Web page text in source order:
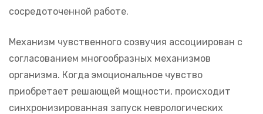
сосредоточенной работе.
Механизм чувственного созвучия ассоциирован с
согласованием многообразных механизмов
организма. Когда эмоциональное чувство
приобретает решающей мощности, происходит
синхронизированная запуск неврологических